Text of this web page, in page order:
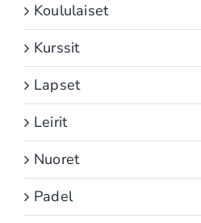
Koululaiset
Kurssit
Lapset
Leirit
Nuoret
Padel